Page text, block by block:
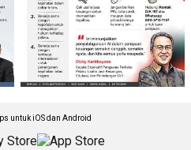
untuk iOS dan Android